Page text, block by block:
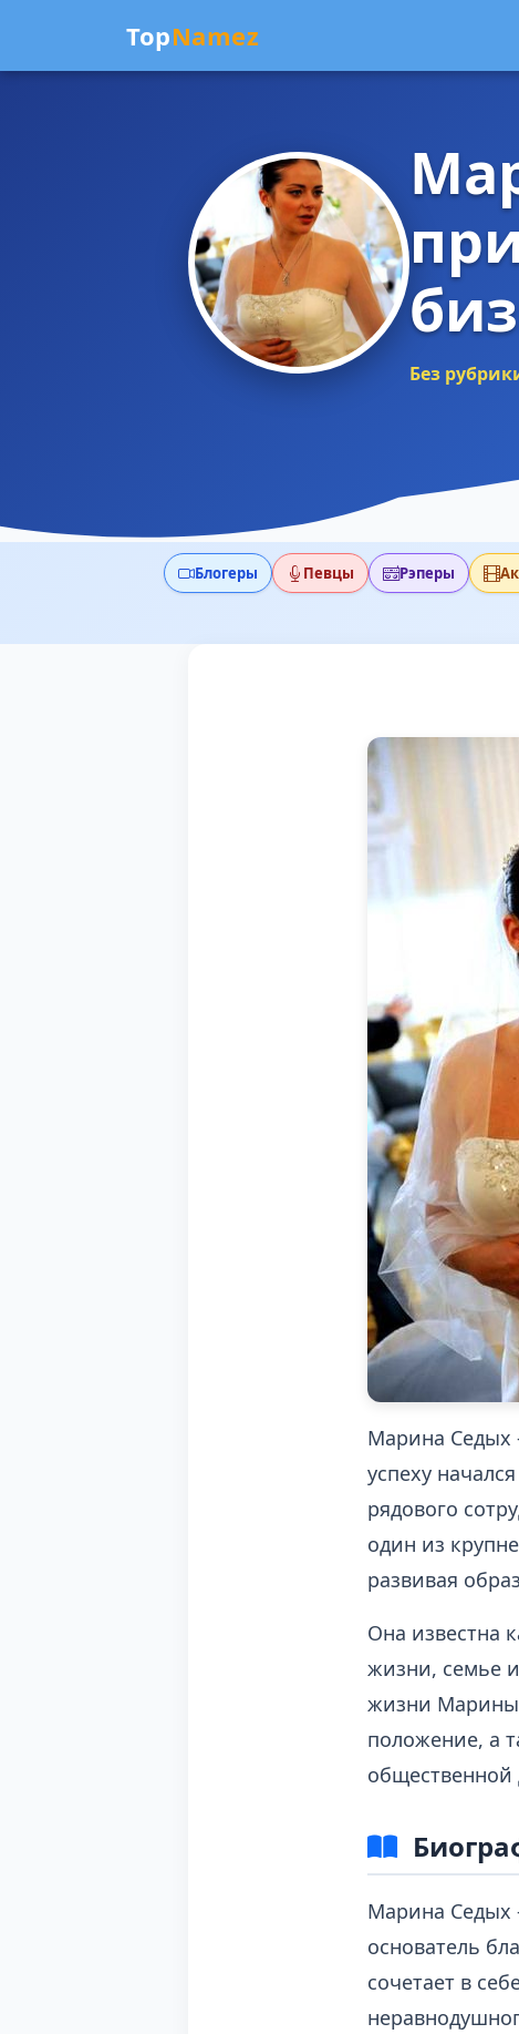
TopNamez
Без
Блогеры Певцы Рэперы
Марина Седых
успеху
рядового
один из
развивая
Она известна
жизни, семье
жизни Марины
положение, а
общественной
Марина Седых
основатель
сочетает в